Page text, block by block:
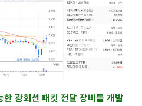
광회선 패킷 전달 장비를 개발